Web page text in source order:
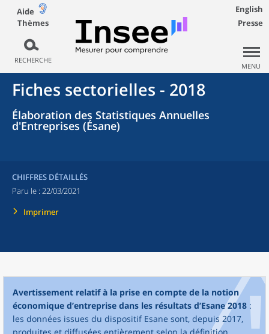
Aide
Thèmes
RECHERCHE
English
Presse
MENU
Fiches sectorielles - 2018
Élaboration des Statistiques Annuelles
d'Entreprises (Ésane)
CHIFFRES DÉTAILLÉS
Paru le : 22/03/2021
Imprimer
Avertissement relatif à la prise en compte de la notion
économique d’entreprise dans les résultats d’Esane 2018 :
les données issues du dispositif Esane sont, depuis 2017,